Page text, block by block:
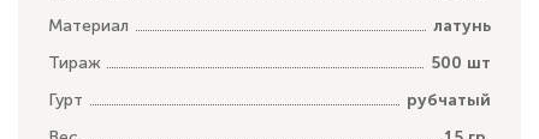
Материал
латунь
Тираж
500 шт
Гурт
рубчатый